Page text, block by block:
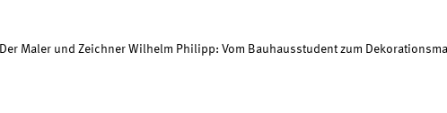
Der Maler und Zeichner Wilhelm Philipp: Vom Bauhausstudent zum